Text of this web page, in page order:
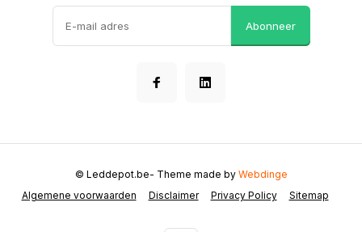
Abonneer
Algemene voorwaarden Disclaimer Privacy Policy Sitemap
© Leddepot.be- Theme made by Webdinge